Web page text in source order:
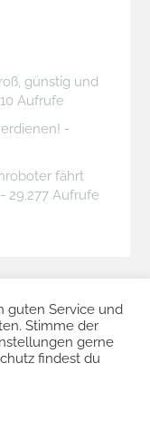
günstig und
Aufrufe
-
fährt
- 29.277 Aufrufe
guten Service und
Stimme der
gerne
findest du